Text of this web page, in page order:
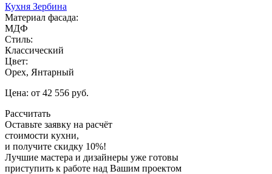
Кухня Зербина
Материал фасада:
МДФ
Стиль:
Классический
Цвет:
Орех, Янтарный
Цена: от 42 556 руб.
Рассчитать
Оставьте заявку на расчёт
стоимости кухни,
и получите скидку 10%!
Лучшие мастера и дизайнеры уже готовы
приступить к работе над Вашим проектом